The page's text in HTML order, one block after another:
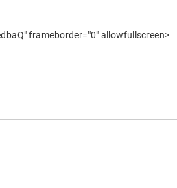
frameborder="0" allowfullscreen>